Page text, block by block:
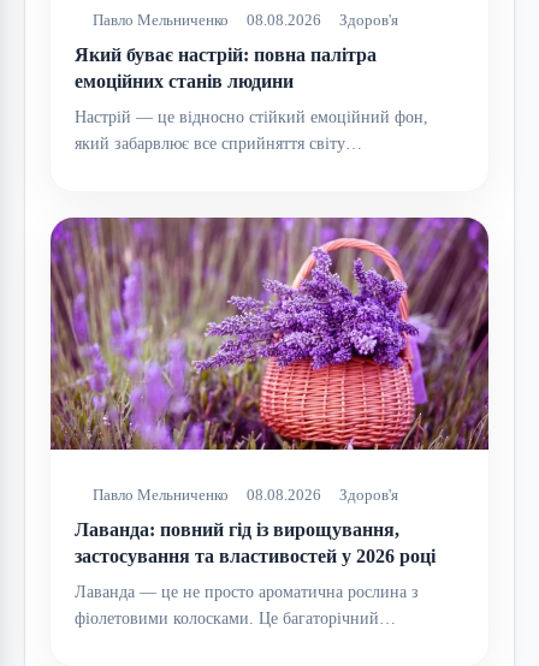
Павло Мельниченко 08.08.2026 Здоров'я
Який буває настрій: повна палітра
емоційних станів людини
Настрій — це відносно стійкий емоційний фон,
який забарвлює все сприйняття світу…
Павло Мельниченко 08.08.2026 Здоров'я
Лаванда: повний гід із вирощування,
застосування та властивостей у 2026 році
Лаванда — це не просто ароматична рослина з
фіолетовими колосками. Це багаторічний…